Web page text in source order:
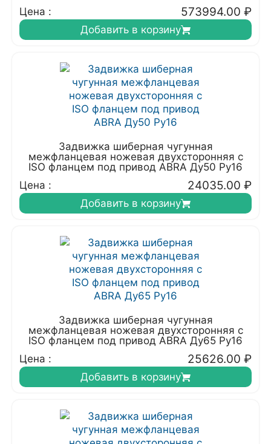
Цена :
573994.00 ₽
Добавить в корзину
Задвижка шиберная чугунная
межфланцевая ножевая двухсторонняя с
ISO фланцем под привод ABRA Ду50 Ру16
Цена :
24035.00 ₽
Добавить в корзину
Задвижка шиберная чугунная
межфланцевая ножевая двухсторонняя с
ISO фланцем под привод ABRA Ду65 Ру16
Цена :
25626.00 ₽
Добавить в корзину